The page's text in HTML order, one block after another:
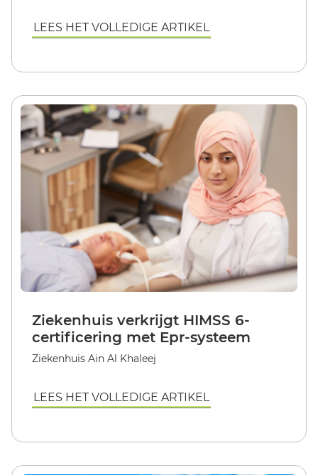
LEES HET VOLLEDIGE ARTIKEL
Ziekenhuis verkrijgt HIMSS 6-
certificering met Epr-systeem
Ziekenhuis Ain Al Khaleej
LEES HET VOLLEDIGE ARTIKEL